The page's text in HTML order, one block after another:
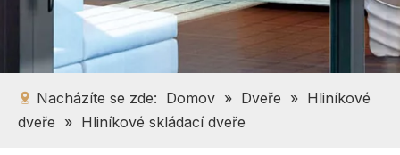
Nacházíte se zde: Domov » Dveře » Hliníkové
dveře » Hliníkové skládací dveře